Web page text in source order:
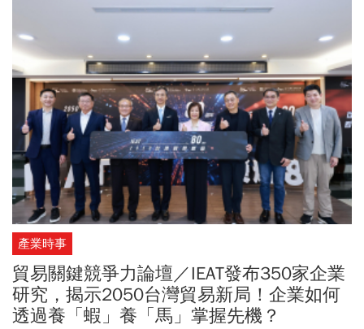
產業時事
貿易關鍵競爭力論壇／IEAT發布350家企業
研究，揭示2050台灣貿易新局！企業如何
透過養「蝦」養「馬」掌握先機？